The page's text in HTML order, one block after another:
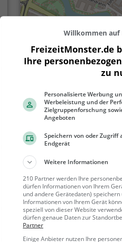
500 ft
Gaststätten in der
Hans
Burger-
Willkommen auf
FreizeitMonster.de
Ihre
zu
Personalisierte Werbung
Werbeleistung und der
Zielgruppenforschung
Angeboten
Speichern von oder
Endgerät
Weitere Informationen
210 Partner werden Ihre
dürfen Informationen von Ihrem
und andere Gerätedaten)
Informationen von Ihrem Gerät
speziell von dieser Website
dürfen genaue Daten zur
Partner
Einige Anbieter nutzen Ihre